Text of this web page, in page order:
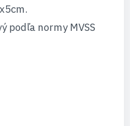
podľa normy MVSS